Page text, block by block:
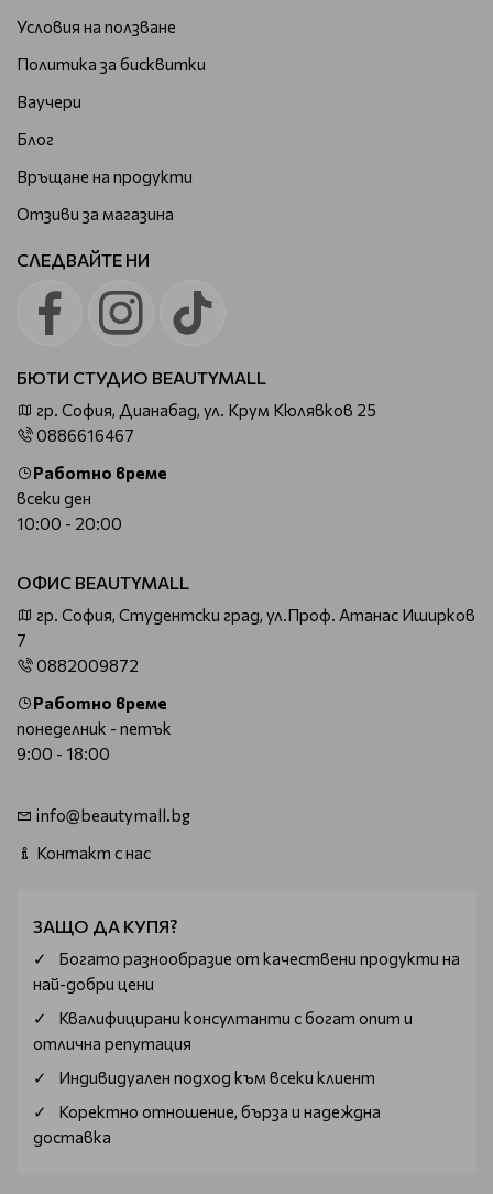
Условия на ползване
Политика за бисквитки
Ваучери
Блог
Връщане на продукти
Отзиви за магазина
СЛЕДВАЙТЕ НИ
БЮТИ СТУДИО BEAUTYMALL
гр. София, Дианабад, ул. Крум Кюлявков 25
0886616467
Работно време
всеки ден
10:00 - 20:00
ОФИС BEAUTYMALL
гр. София, Студентски град, ул.Проф. Атанас Иширков
7
0882009872
Работно време
понеделник - петък
9:00 - 18:00
info@beautymall.bg
Контакт с нас
ЗАЩО ДА КУПЯ?
Богатo разнообразие от качествени продукти на
най-добри цени
Квалифицирани консултанти с богат опит и
отлична репутация
Индивидуален подход към всеки клиент
Коректно отношение, бърза и надеждна
доставка